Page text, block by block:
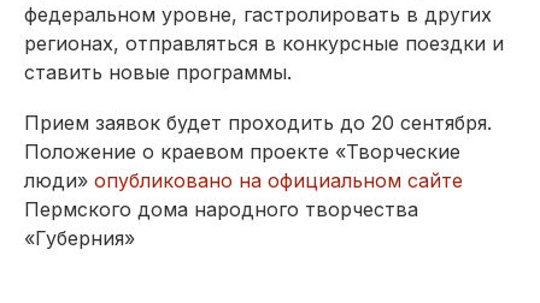
федеральном уровне, гастролировать в других
регионах, отправляться в конкурсные поездки и
ставить новые программы.
Прием заявок будет проходить до 20 сентября.
Положение о краевом проекте «Творческие
люди» опубликовано на официальном сайте
Пермского дома народного творчества
«Губерния»